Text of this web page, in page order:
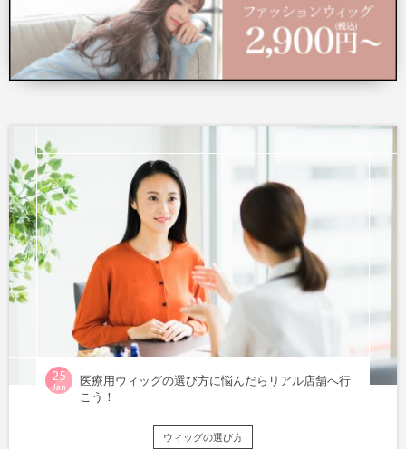
25
Jan
医療用ウィッグの選び方に悩んだらリアル店舗へ行
こう！
ウィッグの選び方